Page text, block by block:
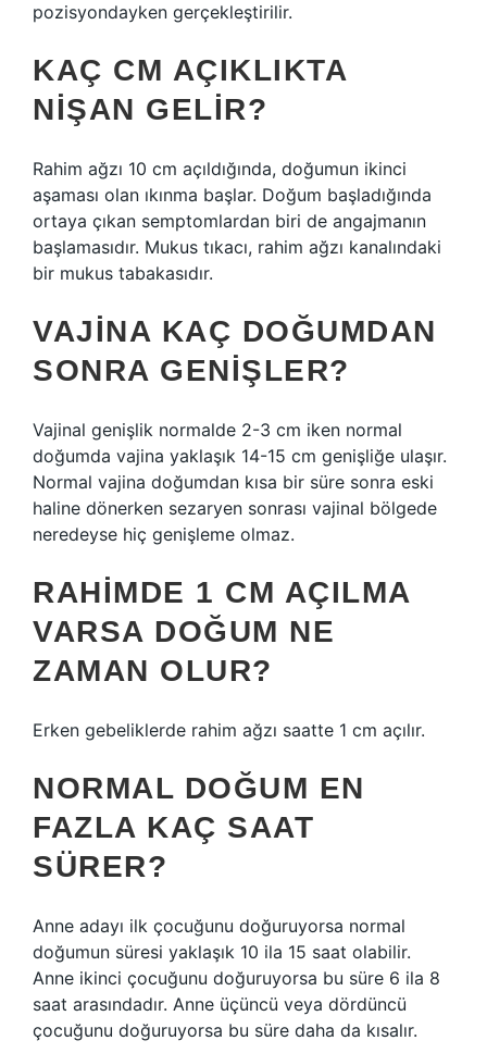
pozisyondayken gerçekleştirilir.
KAÇ CM AÇIKLIKTA
NIŞAN GELIR?
Rahim ağzı 10 cm açıldığında, doğumun ikinci
aşaması olan ıkınma başlar. Doğum başladığında
ortaya çıkan semptomlardan biri de angajmanın
başlamasıdır. Mukus tıkacı, rahim ağzı kanalındaki
bir mukus tabakasıdır.
VAJINA KAÇ DOĞUMDAN
SONRA GENIŞLER?
Vajinal genişlik normalde 2-3 cm iken normal
doğumda vajina yaklaşık 14-15 cm genişliğe ulaşır.
Normal vajina doğumdan kısa bir süre sonra eski
haline dönerken sezaryen sonrası vajinal bölgede
neredeyse hiç genişleme olmaz.
RAHIMDE 1 CM AÇILMA
VARSA DOĞUM NE
ZAMAN OLUR?
Erken gebeliklerde rahim ağzı saatte 1 cm açılır.
NORMAL DOĞUM EN
FAZLA KAÇ SAAT
SÜRER?
Anne adayı ilk çocuğunu doğuruyorsa normal
doğumun süresi yaklaşık 10 ila 15 saat olabilir.
Anne ikinci çocuğunu doğuruyorsa bu süre 6 ila 8
saat arasındadır. Anne üçüncü veya dördüncü
çocuğunu doğuruyorsa bu süre daha da kısalır.